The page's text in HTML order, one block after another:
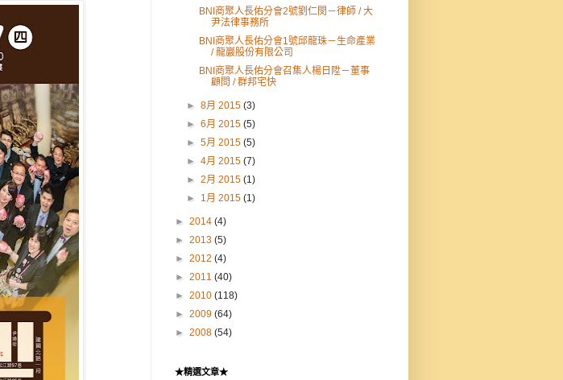
BNI商聚人長佑分會2號劉仁閔－律師 / 大
尹法律事務所
BNI商聚人長佑分會1號邱龍珠－生命產業
/ 龍巖股份有限公司
BNI商聚人長佑分會召集人楊日陞－董事
顧問 / 群邦宅快
►8月 2015(3)
►6月 2015(5)
►5月 2015(5)
►4月 2015(7)
►2月 2015(1)
► 1月 2015(1)
► 2014 (4)
► 2013 (5)
► 2012 (4)
► 2011 (40)
► 2010 (118)
► 2009 (64)
► 2008 (54)
★精選文章★